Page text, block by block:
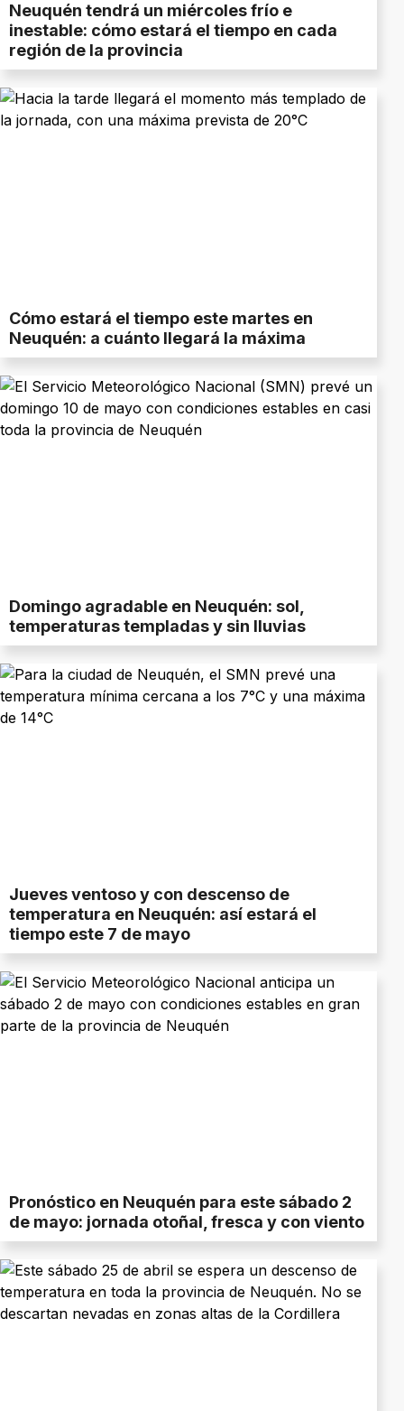
Neuquén tendrá un miércoles frío e
inestable: cómo estará el tiempo en cada
región de la provincia
Cómo estará el tiempo este martes en
Neuquén: a cuánto llegará la máxima
Domingo agradable en Neuquén: sol,
temperaturas templadas y sin lluvias
Jueves ventoso y con descenso de
temperatura en Neuquén: así estará el
tiempo este 7 de mayo
Pronóstico en Neuquén para este sábado 2
de mayo: jornada otoñal, fresca y con viento